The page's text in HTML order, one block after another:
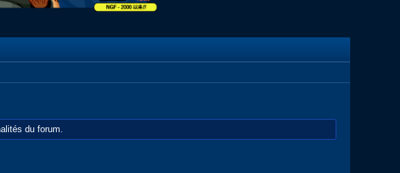
du forum.